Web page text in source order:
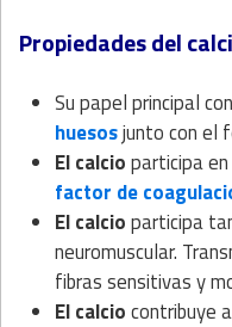
Propiedades del
Su papel principal
huesosjunto con el
El calcioparticipa
factor de
El calcioparticipa
neuromuscular.
fibras sensitivas y
El calciocontribuye